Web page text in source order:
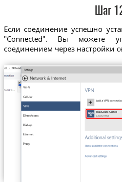
Шаг
Если соединение успешно
"Connected". Вы можете
соединением через настройки
Trust.Zone-United-